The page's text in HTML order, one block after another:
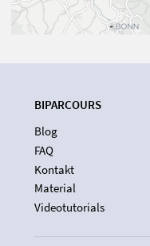
BIPARCOURS
Blog
FAQ
Kontakt
Material
Videotutorials